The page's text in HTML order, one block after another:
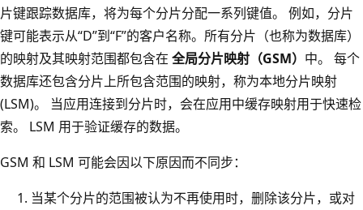
片键跟踪数据库，将为每个分片分配一系列键值。 例如，分片
键可能表示从“D”到“F”的客户名称。所有分片（也称为数据库）
的映射及其映射范围都包含在 全局分片映射（GSM） 中。 每个
数据库还包含分片上所包含范围的映射，称为本地分片映射
(LSM)。 当应用连接到分片时，会在应用中缓存映射用于快速检
索。 LSM 用于验证缓存的数据。
GSM 和 LSM 可能会因以下原因而不同步：
当某个分片的范围被认为不再使用时，删除该分片，或对